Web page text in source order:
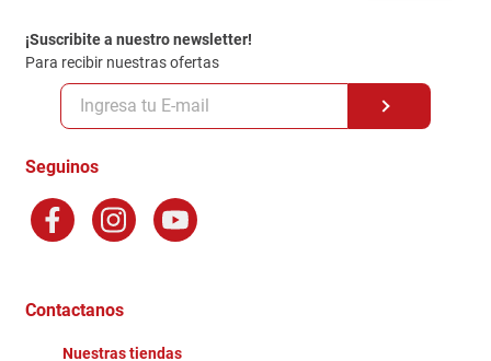
Politica de Privacidad
Políticas y condiciones GiftCard
Formas de Pago
Terminos y Condiciones
Factura Electronica
Ganadores - Promociones
¡Suscribite a nuestro newsletter!
Para recibir nuestras ofertas
Seguinos
Contactanos
Nuestras tiendas